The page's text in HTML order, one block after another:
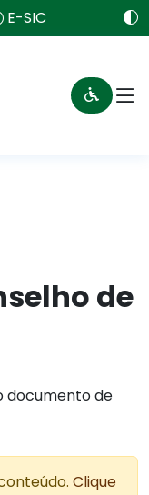
E-SIC
de
documento de
Clique